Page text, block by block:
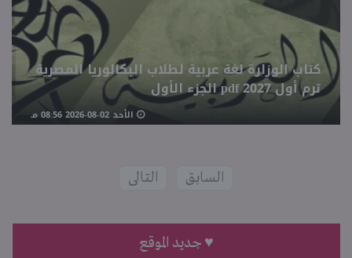
كتاب الوزارة لغة عربية لطلاب البكالوريا المصرية
ترم أول 2027 pdf الجزء الأول
الأحد 02-08-2026 08:56 مـ
السابق التالى
♥ جديد الموقع